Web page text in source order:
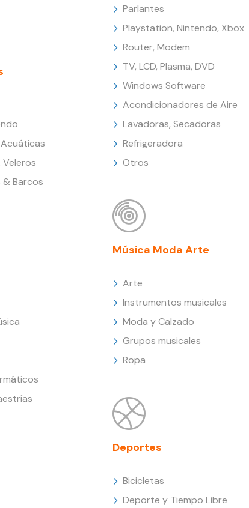
Veleros
& Barcos
Parlantes
Playstation, Nintendo, Xbox
Router, Modem
TV, LCD, Plasma, DVD
Windows Software
Acondicionadores de Aire
Lavadoras, Secadoras
Refrigeradora
Otros
Música Moda Arte
Arte
Instrumentos musicales
Moda y Calzado
Grupos musicales
Ropa
Deportes
Bicicletas
Deporte y Tiempo Libre